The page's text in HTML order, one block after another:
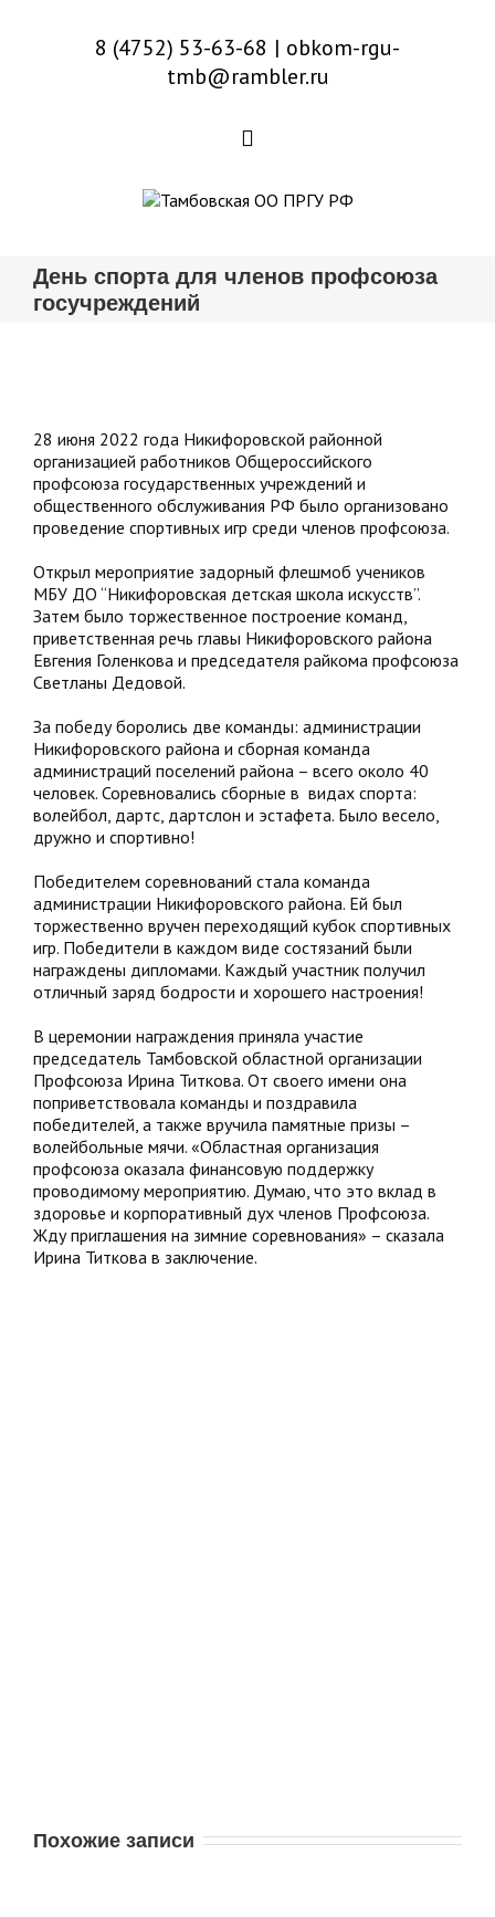
8 (4752) 53-63-68 | obkom-rgu-
tmb@rambler.ru
День спорта для членов профсоюза
госучреждений
28 июня 2022 года Никифоровской районной
организацией работников Общероссийского
профсоюза государственных учреждений и
общественного обслуживания РФ было организовано
проведение спортивных игр среди членов профсоюза.
Открыл мероприятие задорный флешмоб учеников
МБУ ДО “Никифоровская детская школа искусств”.
Затем было торжественное построение команд,
приветственная речь главы Никифоровского района
Евгения Голенкова и председателя райкома профсоюза
Светланы Дедовой.
За победу боролись две команды: администрации
Никифоровского района и сборная команда
администраций поселений района – всего около 40
человек. Соревновались сборные в видах спорта:
волейбол, дартс, дартслон и эстафета. Было весело,
дружно и спортивно!
Победителем соревнований стала команда
администрации Никифоровского района. Ей был
торжественно вручен переходящий кубок спортивных
игр. Победители в каждом виде состязаний были
награждены дипломами. Каждый участник получил
отличный заряд бодрости и хорошего настроения!
В церемонии награждения приняла участие
председатель Тамбовской областной организации
Профсоюза Ирина Титкова. От своего имени она
поприветствовала команды и поздравила
победителей, а также вручила памятные призы –
волейбольные мячи. «Областная организация
профсоюза оказала финансовую поддержку
проводимому мероприятию. Думаю, что это вклад в
здоровье и корпоративный дух членов Профсоюза.
Жду приглашения на зимние соревнования» – сказала
Ирина Титкова в заключение.
Похожие записи